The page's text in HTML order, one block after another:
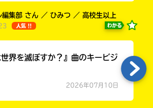
編集部 さん ／ ひみつ ／ 高校生以上
人気 !! わかる
世界を滅ぼすか？』曲のキービジ
2026年07月10日